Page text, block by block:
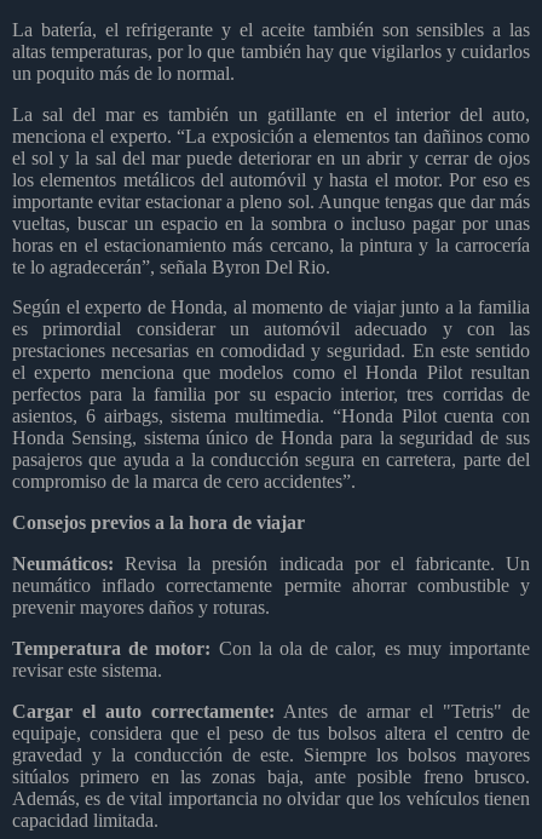
La batería, el refrigerante y el aceite también son sensibles a las
altas temperaturas, por lo que también hay que vigilarlos y cuidarlos
un poquito más de lo normal.
La sal del mar es también un gatillante en el interior del auto,
menciona el experto. “La exposición a elementos tan dañinos como
el sol y la sal del mar puede deteriorar en un abrir y cerrar de ojos
los elementos metálicos del automóvil y hasta el motor. Por eso es
importante evitar estacionar a pleno sol. Aunque tengas que dar más
vueltas, buscar un espacio en la sombra o incluso pagar por unas
horas en el estacionamiento más cercano, la pintura y la carrocería
te lo agradecerán”, señala Byron Del Rio.
Según el experto de Honda, al momento de viajar junto a la familia
es primordial considerar un automóvil adecuado y con las
prestaciones necesarias en comodidad y seguridad. En este sentido
el experto menciona que modelos como el Honda Pilot resultan
perfectos para la familia por su espacio interior, tres corridas de
asientos, 6 airbags, sistema multimedia. “Honda Pilot cuenta con
Honda Sensing, sistema único de Honda para la seguridad de sus
pasajeros que ayuda a la conducción segura en carretera, parte del
compromiso de la marca de cero accidentes”.
Consejos previos a la hora de viajar
Neumáticos: Revisa la presión indicada por el fabricante. Un
neumático inflado correctamente permite ahorrar combustible y
prevenir mayores daños y roturas.
Temperatura de motor: Con la ola de calor, es muy importante
revisar este sistema.
Cargar el auto correctamente: Antes de armar el "Tetris" de
equipaje, considera que el peso de tus bolsos altera el centro de
gravedad y la conducción de este. Siempre los bolsos mayores
sitúalos primero en las zonas baja, ante posible freno brusco.
Además, es de vital importancia no olvidar que los vehículos tienen
capacidad limitada.